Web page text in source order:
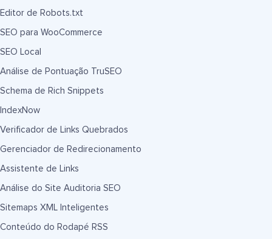
Editor de Robots.txt
SEO para WooCommerce
SEO Local
Análise de Pontuação TruSEO
Schema de Rich Snippets
IndexNow
Verificador de Links Quebrados
Gerenciador de Redirecionamento
Assistente de Links
Análise do Site Auditoria SEO
Sitemaps XML Inteligentes
Conteúdo do Rodapé RSS